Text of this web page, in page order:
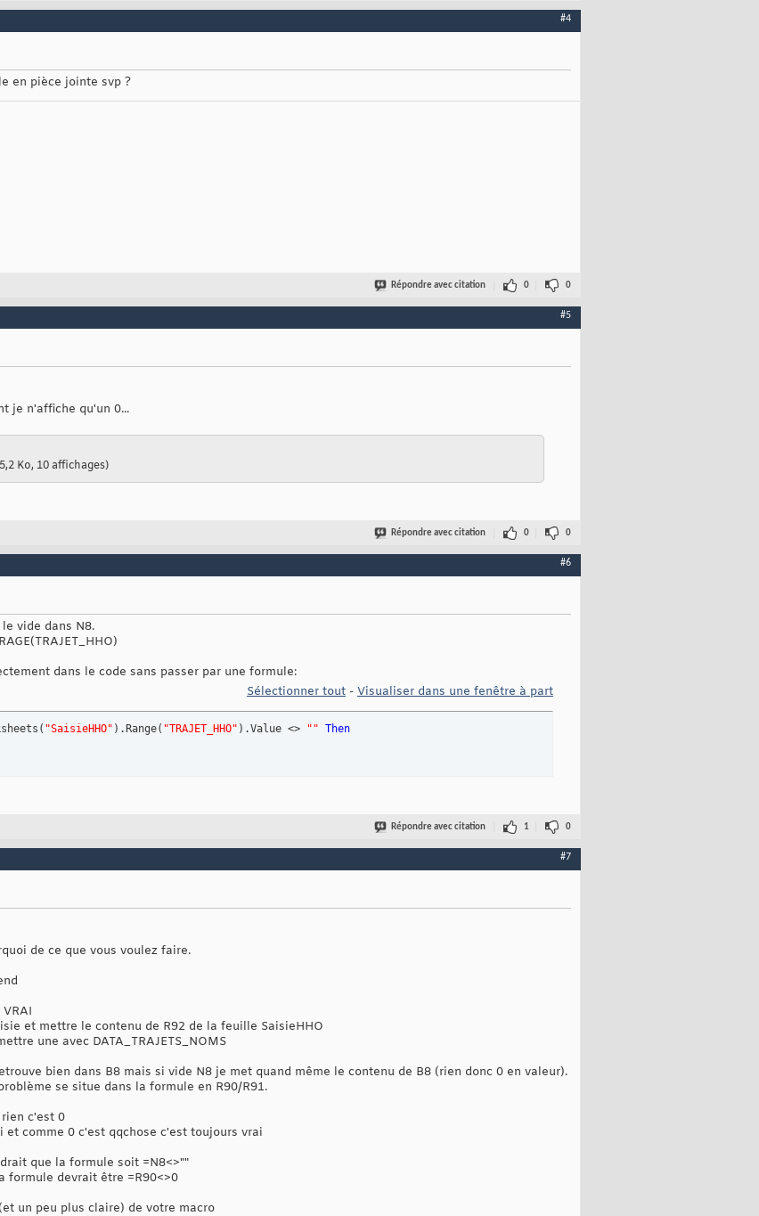
#4
en pièce jointe svp ?
Répondre avec citation 0 0
#5
je n'affiche qu'un 0...
Ko, 10 affichages)
Répondre avec citation 0 0
#6
vide dans N8.
dans le code sans passer par une formule:
Sélectionner tout - Visualiser dans une fenêtre à part
( "SaisieHHO" ) .Range( "TRAJET_HHO" ) .Value <> "" Then
Répondre avec citation 1 0
#7
de ce que vous voulez faire.
et mettre le contenu de R92 de la feuille SaisieHHO
une avec DATA_TRAJETS_NOMS
bien dans B8 mais si vide N8 je met quand même le contenu de B8 (rien donc 0 en valeur).
se situe dans la formule en R90/R91.
c'est 0
et comme 0 c'est qqchose c'est toujours vrai
que la formule soit =N8<>""
formule devrait être =R90<>0
un peu plus claire) de votre macro